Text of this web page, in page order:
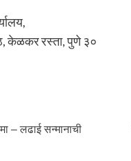
केळकर रस्ता, पुणे ३०
– लढाई सन्मानाची